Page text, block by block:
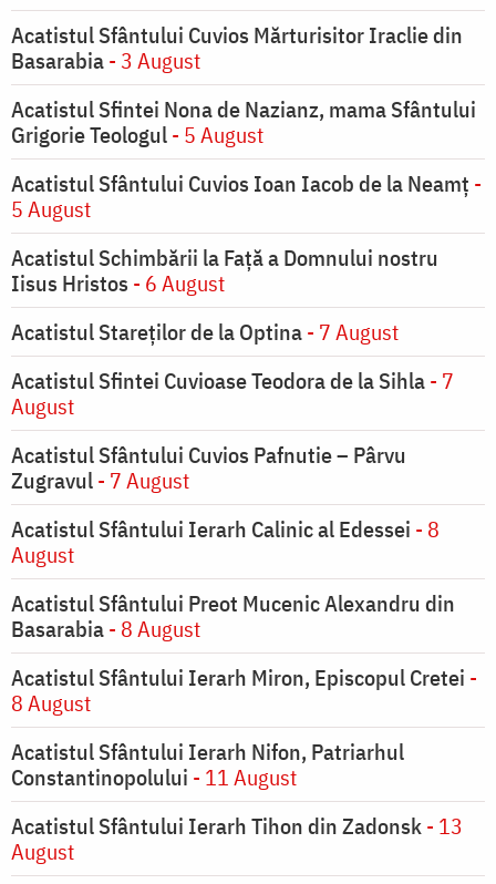
Acatistul Sfântului Cuvios Mărturisitor Iraclie din
Basarabia- 3 August
Acatistul Sfintei Nona de Nazianz, mama Sfântului
Grigorie Teologul- 5 August
Acatistul Sfântului Cuvios Ioan Iacob de la Neamț -
5 August
Acatistul Schimbării la Faţă a Domnului nostru
Iisus Hristos - 6 August
Acatistul Stareţilor de la Optina- 7 August
Acatistul Sfintei Cuvioase Teodora de la Sihla- 7
August
Acatistul Sfântului Cuvios Pafnutie – Pârvu
Zugravul- 7 August
Acatistul Sfântului Ierarh Calinic al Edessei - 8
August
Acatistul Sfântului Preot Mucenic Alexandru din
Basarabia- 8 August
Acatistul Sfântului Ierarh Miron, Episcopul Cretei -
8 August
Acatistul Sfântului Ierarh Nifon, Patriarhul
Constantinopolului - 11 August
Acatistul Sfântului Ierarh Tihon din Zadonsk- 13
August